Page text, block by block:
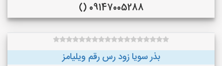
09147005288 ()
بذر سویا زود رس رقم ویلیامز